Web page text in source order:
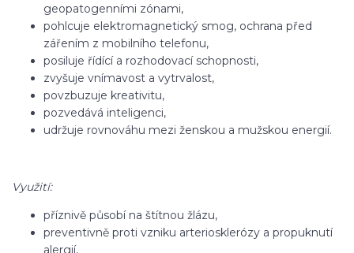
geopatogenními zónami,
pohlcuje elektromagnetický smog, ochrana před
zářením z mobilního telefonu,
posiluje řídící a rozhodovací schopnosti,
zvyšuje vnímavost a vytrvalost,
povzbuzuje kreativitu,
pozvedává inteligenci,
udržuje rovnováhu mezi ženskou a mužskou energií.
Využití:
příznivě působí na štítnou žlázu,
preventivně proti vzniku arteriosklerózy a propuknutí
alergií,